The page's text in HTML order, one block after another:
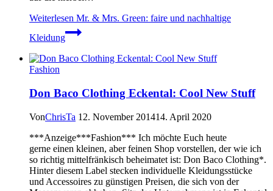
Weiterlesen Mr. & Mrs. Green: faire und nachhaltige
Kleidung
Fashion
Don Baco Clothing Eckental: Cool New Stuff
VonChrisTa 12. November 201414. April 2020
***Anzeige***Fashion*** Ich möchte Euch heute
gerne einen kleinen, aber feinen Shop vorstellen, der wie ich
so richtig mittelfränkisch beheimatet ist: Don Baco Clothing*.
Hinter diesem Label stecken individuelle Kleidungsstücke
und Accessoires zu günstigen Preisen, die sich von der